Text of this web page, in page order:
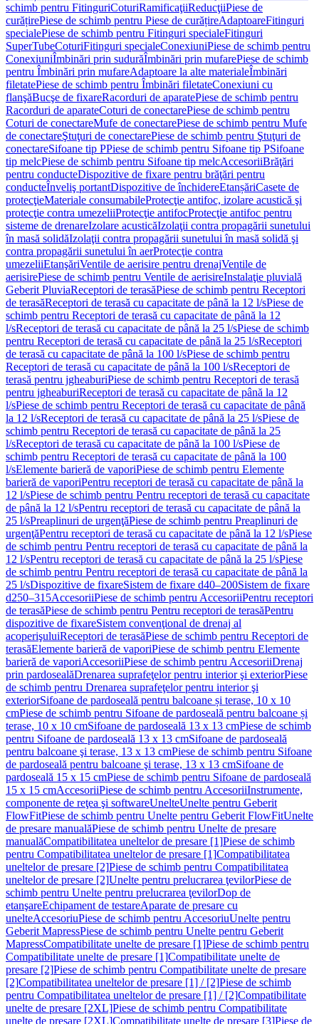
schimb pentru FitinguriCoturiRamificaţiiReducţiiPiese de
curățirePiese de schimb pentru Piese de curățireAdaptoareFitinguri
specialePiese de schimb pentru Fitinguri specialeFitinguri
SuperTubeCoturiFitinguri specialeConexiuniPiese de schimb pentru
ConexiuniÎmbinări prin sudurăÎmbinări prin mufarePiese de schimb
pentru Îmbinări prin mufareAdaptoare la alte materialeÎmbinări
filetatePiese de schimb pentru Îmbinări filetateConexiuni cu
flanşăBucşe de fixareRacorduri de aparatePiese de schimb pentru
Racorduri de aparateCoturi de conectarePiese de schimb pentru
Coturi de conectareMufe de conectarePiese de schimb pentru Mufe
de conectareŞtuţuri de conectarePiese de schimb pentru Ştuţuri de
conectareSifoane tip PPiese de schimb pentru Sifoane tip PSifoane
tip melcPiese de schimb pentru Sifoane tip melcAccesoriiBrăţări
pentru conducteDispozitive de fixare pentru brăţări pentru
conducteÎnveliş portantDispozitive de închidereEtanșăriCasete de
protecţieMateriale consumabileProtecţie antifoc, izolare acustică şi
protecţie contra umezeliiProtecţie antifocProtecţie antifoc pentru
sisteme de drenareIzolare acusticăIzolaţii contra propagării sunetului
în masă solidăIzolaţii contra propagării sunetului în masă solidă şi
contra propagării sunetului în aerProtecţie contra
umezeliiEtanşăriVentile de aerisire pentru drenajVentile de
aerisirePiese de schimb pentru Ventile de aerisireInstalaţie pluvială
Geberit PluviaReceptori de terasăPiese de schimb pentru Receptori
de terasăReceptori de terasă cu capacitate de până la 12 l/sPiese de
schimb pentru Receptori de terasă cu capacitate de până la 12
l/sReceptori de terasă cu capacitate de până la 25 l/sPiese de schimb
pentru Receptori de terasă cu capacitate de până la 25 l/sReceptori
de terasă cu capacitate de până la 100 l/sPiese de schimb pentru
Receptori de terasă cu capacitate de până la 100 l/sReceptori de
terasă pentru jgheaburiPiese de schimb pentru Receptori de terasă
pentru jgheaburiReceptori de terasă cu capacitate de până la 12
l/sPiese de schimb pentru Receptori de terasă cu capacitate de până
la 12 l/sReceptori de terasă cu capacitate de până la 25 l/sPiese de
schimb pentru Receptori de terasă cu capacitate de până la 25
l/sReceptori de terasă cu capacitate de până la 100 l/sPiese de
schimb pentru Receptori de terasă cu capacitate de până la 100
l/sElemente barieră de vaporiPiese de schimb pentru Elemente
barieră de vaporiPentru receptori de terasă cu capacitate de până la
12 l/sPiese de schimb pentru Pentru receptori de terasă cu capacitate
de până la 12 l/sPentru receptori de terasă cu capacitate de până la
25 l/sPreaplinuri de urgenţăPiese de schimb pentru Preaplinuri de
urgenţăPentru receptori de terasă cu capacitate de până la 12 l/sPiese
de schimb pentru Pentru receptori de terasă cu capacitate de până la
12 l/sPentru receptori de terasă cu capacitate de până la 25 l/sPiese
de schimb pentru Pentru receptori de terasă cu capacitate de până la
25 l/sDispozitive de fixareSistem de fixare d40–200Sistem de fixare
d250–315AccesoriiPiese de schimb pentru AccesoriiPentru receptori
de terasăPiese de schimb pentru Pentru receptori de terasăPentru
dispozitive de fixareSistem convenţional de drenaj al
acoperişuluiReceptori de terasăPiese de schimb pentru Receptori de
terasăElemente barieră de vaporiPiese de schimb pentru Elemente
barieră de vaporiAccesoriiPiese de schimb pentru AccesoriiDrenaj
prin pardosealăDrenarea suprafeţelor pentru interior şi exteriorPiese
de schimb pentru Drenarea suprafeţelor pentru interior şi
exteriorSifoane de pardoseală pentru balcoane și terase, 10 x 10
cmPiese de schimb pentru Sifoane de pardoseală pentru balcoane și
terase, 10 x 10 cmSifoane de pardoseală 13 x 13 cmPiese de schimb
pentru Sifoane de pardoseală 13 x 13 cmSifoane de pardoseală
pentru balcoane şi terase, 13 x 13 cmPiese de schimb pentru Sifoane
de pardoseală pentru balcoane şi terase, 13 x 13 cmSifoane de
pardoseală 15 x 15 cmPiese de schimb pentru Sifoane de pardoseală
15 x 15 cmAccesoriiPiese de schimb pentru AccesoriiInstrumente,
componente de reţea şi softwareUnelteUnelte pentru Geberit
FlowFitPiese de schimb pentru Unelte pentru Geberit FlowFitUnelte
de presare manualăPiese de schimb pentru Unelte de presare
manualăCompatibilitatea uneltelor de presare [1]Piese de schimb
pentru Compatibilitatea uneltelor de presare [1]Compatibilitatea
uneltelor de presare [2]Piese de schimb pentru Compatibilitatea
uneltelor de presare [2]Unelte pentru prelucrarea ţevilorPiese de
schimb pentru Unelte pentru prelucrarea ţevilorDop de
etanşareEchipament de testareAparate de presare cu
unelteAccesoriuPiese de schimb pentru AccesoriuUnelte pentru
Geberit MapressPiese de schimb pentru Unelte pentru Geberit
MapressCompatibilitate unelte de presare [1]Piese de schimb pentru
Compatibilitate unelte de presare [1]Compatibilitate unelte de
presare [2]Piese de schimb pentru Compatibilitate unelte de presare
[2]Compatibilitatea uneltelor de presare [1] / [2]Piese de schimb
pentru Compatibilitatea uneltelor de presare [1] / [2]Compatibilitate
unelte de presare [2XL]Piese de schimb pentru Compatibilitate
unelte de presare [2XL]Compatibilitate unelte de presare [3]Piese de